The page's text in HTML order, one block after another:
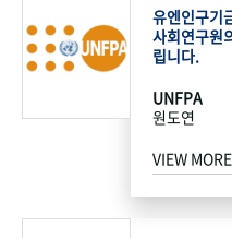
유엔인구기
사회연구원
립니다.
UNFPA
원도연
VIEW MORE